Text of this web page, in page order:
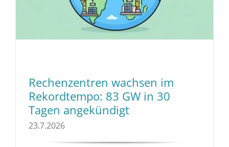
Rechenzentren wachsen im
Rekordtempo: 83 GW in 30
Tagen angekündigt
23.7.2026